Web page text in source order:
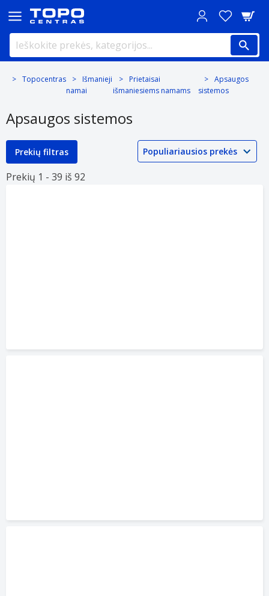
Topocentras
Išmanieji
namai
Prietaisai
išmaniesiems namams
Apsaugos
sistemos
Apsaugos sistemos
Prekių filtras
Prekių 1 - 39 iš 92